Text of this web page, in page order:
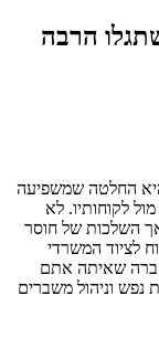
4 שאלות שתגלו הרבה
החלטה שמשפיעה
לקוחותיו. לא
השלכות של חוסר
לציוד המשרדי
שאיתה אתם
נפש וניהול משברים